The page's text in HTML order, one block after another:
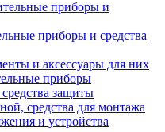
приборы и средства
и аксессуары для них
приборы
защиты
средства для монтажа
и устройства